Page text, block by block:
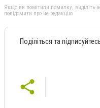
Якщо ви помітили помилку, виділіть
повідомити про це редакцію
Поділіться та